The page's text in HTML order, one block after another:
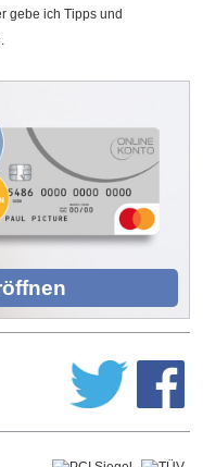
gebe ich Tipps und